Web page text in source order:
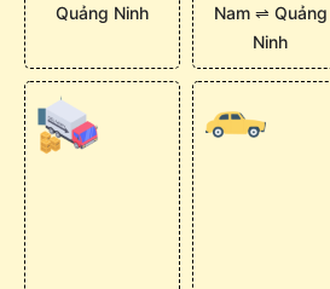
Quảng Ninh
Nam ⇌ Quảng
Ninh